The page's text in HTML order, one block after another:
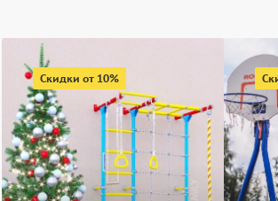
Скидки от 10%